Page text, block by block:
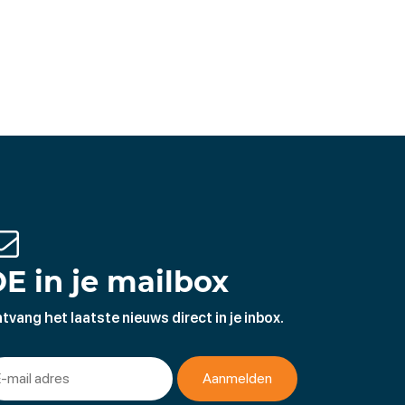
in je mailbox
het laatste nieuws direct in je inbox.